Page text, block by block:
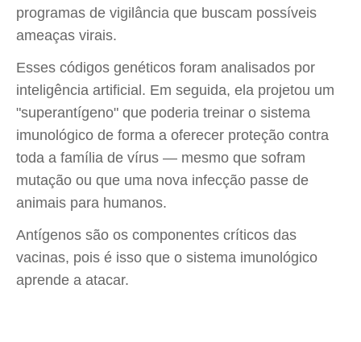
programas de vigilância que buscam possíveis
ameaças virais.
Esses códigos genéticos foram analisados por
inteligência artificial. Em seguida, ela projetou um
"superantígeno" que poderia treinar o sistema
imunológico de forma a oferecer proteção contra
toda a família de vírus — mesmo que sofram
mutação ou que uma nova infecção passe de
animais para humanos.
Antígenos são os componentes críticos das
vacinas, pois é isso que o sistema imunológico
aprende a atacar.